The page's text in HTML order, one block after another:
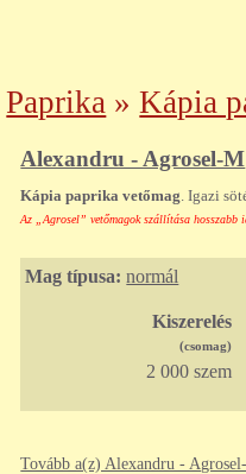
Paprika »Kápia
Alexandru - Agrosel-M
Kápia paprika vetőmag . Igazi
Az „Agrosel” vetőmagok szállítása hosszabb
Mag típusa: normál
Kiszerelés
(csomag)
2 000 szem
Tovább a(z) Alexandru -